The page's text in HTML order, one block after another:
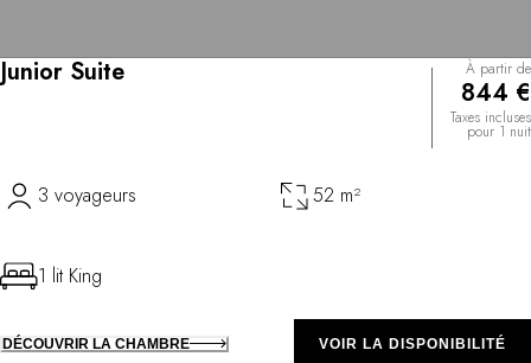
Junior Suite À partir de
844 €
Taxes incluses
pour 1 nuit
3 voyageurs 52 m²
1 lit King
DÉCOUVRIR LA CHAMBRE VOIR LA DISPONIBILITÉ